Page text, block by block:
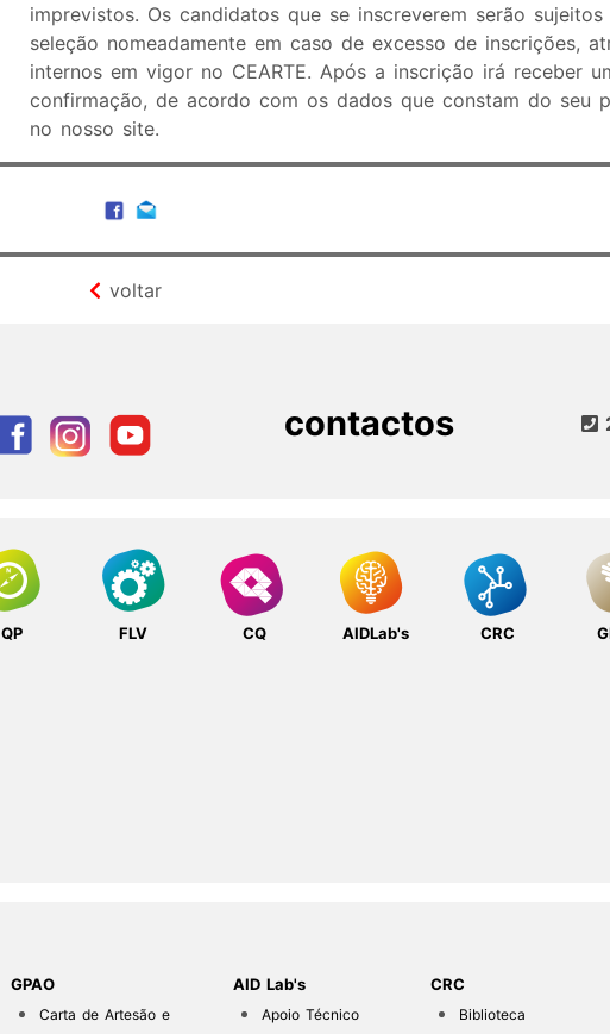
imprevistos. Os candidatos que se inscreverem serão
seleção nomeadamente em caso de excesso de inscrições,
internos em vigor no CEARTE. Após a inscrição irá receber
confirmação, de acordo com os dados que constam do seu
no nosso site.
voltar
contactos
QP FLV CQ AIDLab's CRC
GPAO
Carta de Artesão e
AID Lab's
Apoio Técnico
CRC
Biblioteca